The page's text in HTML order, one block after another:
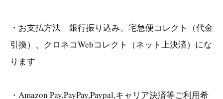
・お支払方法 銀行振り込み、宅急便コレクト（代金
引換）、クロネコWebコレクト（ネット上決済）にな
ります
・Amazon Pay,PayPay,Paypal,キャリア決済等ご利用希